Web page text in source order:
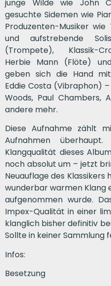
junge Wilde wie John
gesuchte Sidemen wie
Produzenten-Musiker
und aufstrebende
(Trompete), Klassik-
Herbie Mann (Flöte)
geben sich die Hand
Eddie Costa (Vibraphon)
Woods, Paul Chambers,
andere mehr.
Diese Aufnahme zählt
Aufnahmen
Klangqualität dieses
noch absolut um – jetzt
Neuauflage des
wunderbar warmen Klang
aufgenommen wurde.
Impex-Qualität in einer
klanglich bisher definitiv
Sollte in keiner Sammlung
Infos:
Besetzung